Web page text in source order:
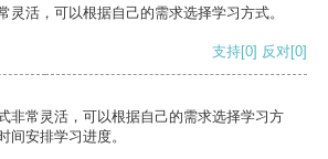
灵活，可以根据自己的需求选择学习方式。
支持[0] 反对[0]
非常灵活，可以根据自己的需求选择学习方
间安排学习进度。